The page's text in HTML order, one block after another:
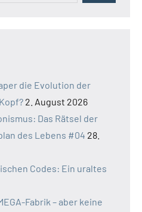
die Evolution der
2. August 2026
Das Rätsel der
des Lebens #04 28.
Codes: Ein uraltes
Fabrik – aber keine